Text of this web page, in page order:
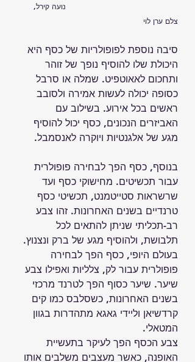
                                              נועה קירל,
צלם ערן לוי
סיבה נוספת לפופולריות של כסף היא
היכולת שלו להוסיף נופך של זוהר
ותחכום לאאוטפיט. שמלה או סרבל
כסופה יכולה לעשות אמירה ולסובב
ראשים בכל אירוע. בשילוב עם
האביזרים הנכונים, כסף יכול להוסיף
מגע של אלגנטיות ויוקרה לאנסמבל.
בנוסף, כסף הפך לבחירה פופולרית
עבור תכשיטים. מחישוקי כסף ועד
שרשראות סטייטמנט, תכשיטי כסף
טרנדיים בשנים האחרונות. זהו צבע
רב-תכליתי שניתן להתאים לכל
תלבושת, ולהוסיף מגע של ברק ונצנוץ.
בעולם היופי, כסף הפך לבחירה
פופולרית עבור לק, צלליות ואפילו צבע
שיער. שיער כסוף הפך לטרנד מרכזי
בשנים האחרונות, כשסלבס כמו קים
קרדשיאן וליידי גאגא מתהדרות בגוון
המטאלי.
צבע הכסף הפך לעיקר בתעשיית
האופנה, כאשר מעצבים משלבים אותו